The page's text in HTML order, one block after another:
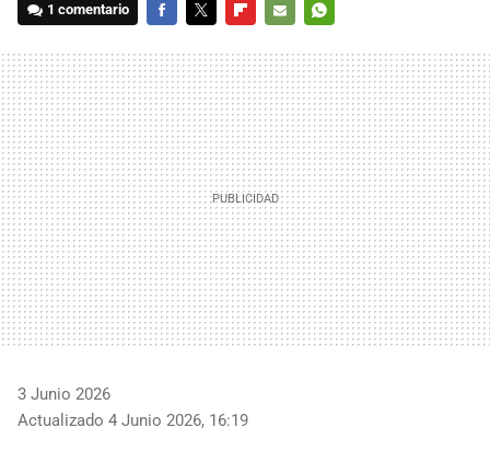
1 comentario
MAIL
3 Junio 2026
Actualizado 4 Junio 2026, 16:19